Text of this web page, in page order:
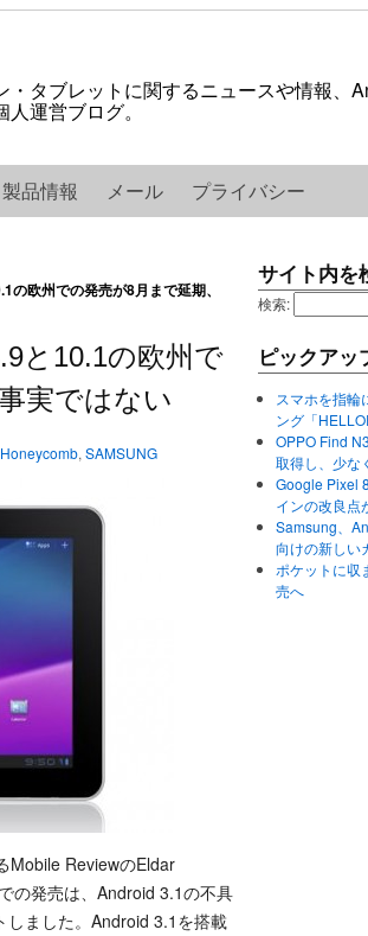
タブレットに関するニュースや情報、
運営ブログ。
製品情報 メール プライバシー
欧州での発売が8月まで延期、
と10.1の欧州で
実ではない
Honeycomb, SAMSUNG
Mobile ReviewのEldar
の発売は、Android 3.1の不具
ました。Android 3.1を搭載
サイト内を
検索:
ピックアッ
スマホを指輪
ング「
OPPO Find
取得し、少な
Google Pixel
インの改良点
Samsung、
向けの新しい
ポケットに収
売へ